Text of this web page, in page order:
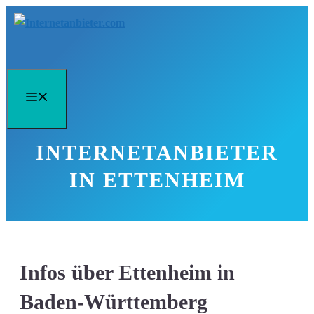
Zum
INTERNETANBIETER
IN ETTENHEIM
Infos über Ettenheim in
Baden-Württemberg